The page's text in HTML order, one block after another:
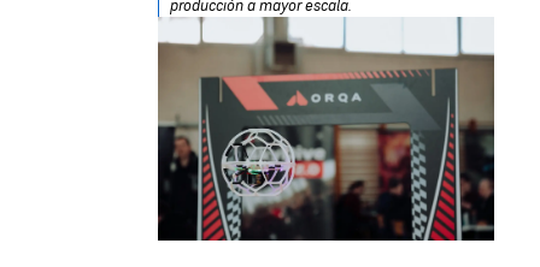
producción a mayor escala.